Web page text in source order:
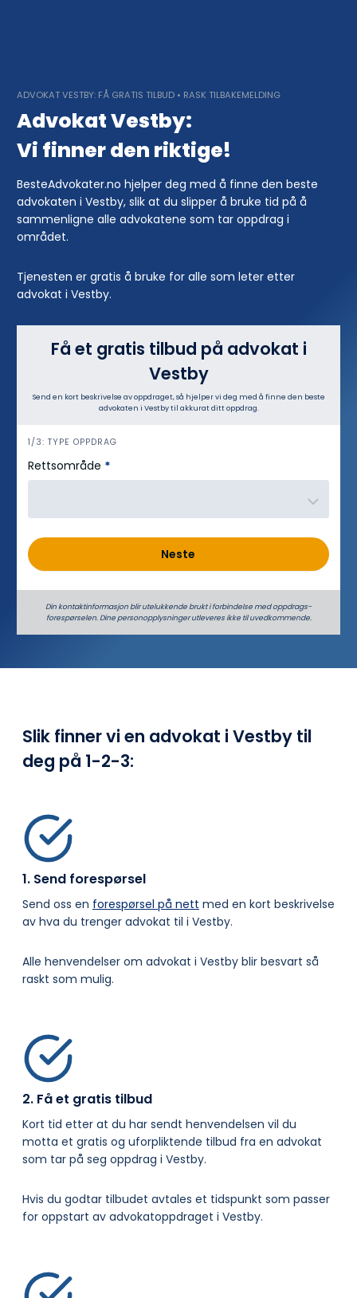
ADVOKAT VESTBY: FÅ GRATIS TILBUD • RASK TILBAKEMELDING
Advokat Vestby:
Vi finner den riktige!
BesteAdvokater.no hjelper deg med å finne den beste
advokaten i Vestby, slik at du slipper å bruke tid på å
sammenligne alle advokatene som tar oppdrag i
området.
Tjenesten er gratis å bruke for alle som leter etter
advokat i Vestby.
Få et gratis tilbud på advokat i
Vestby
Send en kort beskrivelse av oppdraget, så hjelper vi deg med å finne den beste
advokaten i Vestby til akkurat ditt oppdrag.
h
e
r
1/3: TYPE OPPDRAG
Rettsområde *
Neste
Din kontaktinformasjon blir utelukkende brukt i forbindelse med oppdrags­
forespørselen. Dine person­­opplysninger utleveres ikke til uvedkommende.
Slik finner vi en advokat i Vestby til
deg på 1-2-3:
1. Send forespørsel
Send oss en forespørsel på nett med en kort beskrivelse
av hva du trenger advokat til i Vestby.
Alle henvendelser om advokat i Vestby blir besvart så
raskt som mulig.
2. Få et gratis tilbud
Kort tid etter at du har sendt henvendelsen vil du
motta et gratis og uforpliktende tilbud fra en advokat
som tar på seg oppdrag i Vestby.
Hvis du godtar tilbudet avtales et tidspunkt som passer
for oppstart av advokatoppdraget i Vestby.